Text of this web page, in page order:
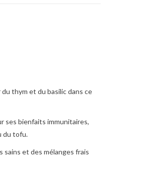
thym et du basilic dans ce
ses bienfaits immunitaires,
du tofu.
et des mélanges frais